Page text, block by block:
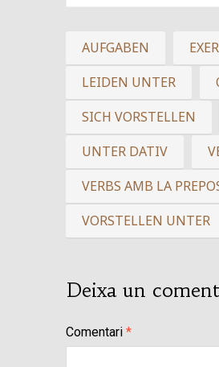
AUFGABEN
LEIDEN UNTER
SICH VORSTELLEN
UNTER DATIV
VERBS AMB LA
VORSTELLEN UNTER
Deixa un
Comentari *